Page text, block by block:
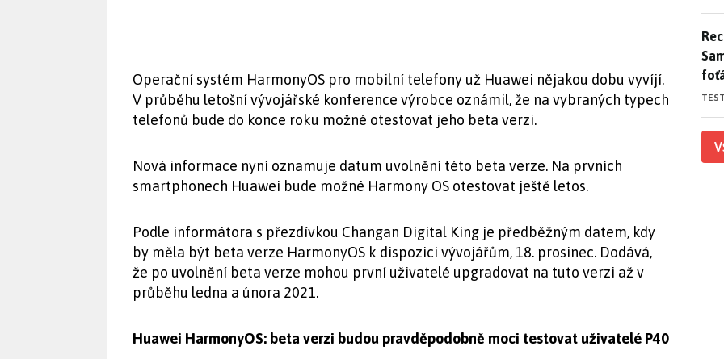
Operační systém HarmonyOS pro mobilní telefony už Huawei nějakou dobu vyvíjí.
V průběhu letošní vývojářské konference výrobce oznámil, že na vybraných typech
telefonů bude do konce roku možné otestovat jeho beta verzi.
Nová informace nyní oznamuje datum uvolnění této beta verze. Na prvních
smartphonech Huawei bude možné Harmony OS otestovat ještě letos.
Podle informátora s přezdívkou Changan Digital King je předběžným datem, kdy
by měla být beta verze HarmonyOS k dispozici vývojářům, 18. prosinec. Dodává,
že po uvolnění beta verze mohou první uživatelé upgradovat na tuto verzi až v
průběhu ledna a února 2021.
Huawei HarmonyOS: beta verzi budou pravděpodobně moci testovat uživatelé P40